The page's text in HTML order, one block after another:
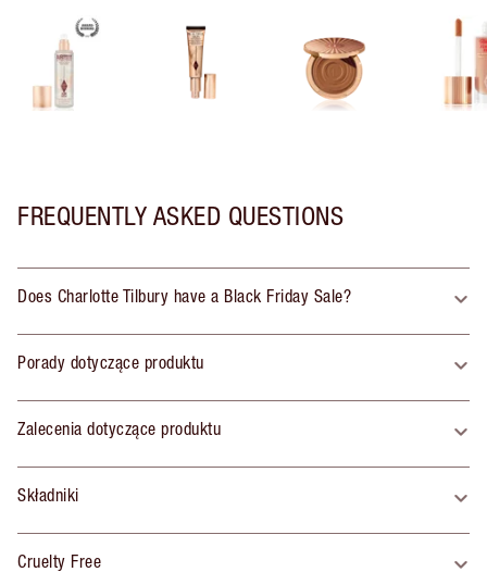
FREQUENTLY ASKED QUESTIONS
Does Charlotte Tilbury have a Black Friday Sale?
Porady dotyczące produktu
Zalecenia dotyczące produktu
Składniki
Cruelty Free